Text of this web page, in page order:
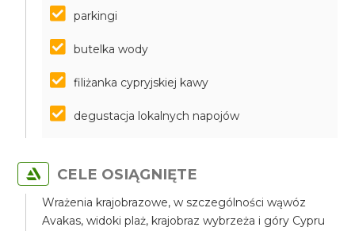
parkingi
butelka wody
filiżanka cypryjskiej kawy
degustacja lokalnych napojów
CELE OSIĄGNIĘTE
Wrażenia krajobrazowe, w szczególności wąwóz
Avakas, widoki plaż, krajobraz wybrzeża i góry Cypru